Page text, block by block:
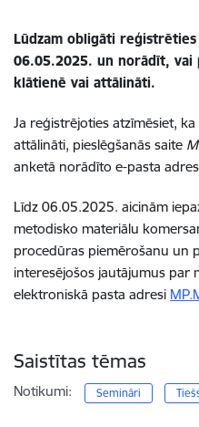
Lūdzam obligāti
06.05.2025. un norādīt, vai
klātienē vai attālināti.
Ja reģistrējoties atzīmēsiet,
attālināti, pieslēgšanās saite
anketā norādīto e-pasta
Līdz 06.05.2025. aicinām
metodisko materiālu
procedūras piemērošanu un
interesējošos jautājumus par
elektroniskā pasta adresi
Saistītas tēmas
Notikumi: Semināri